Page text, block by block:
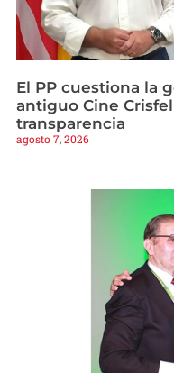
El PP cuestiona la
antiguo Cine
transparencia
agosto 7, 2026